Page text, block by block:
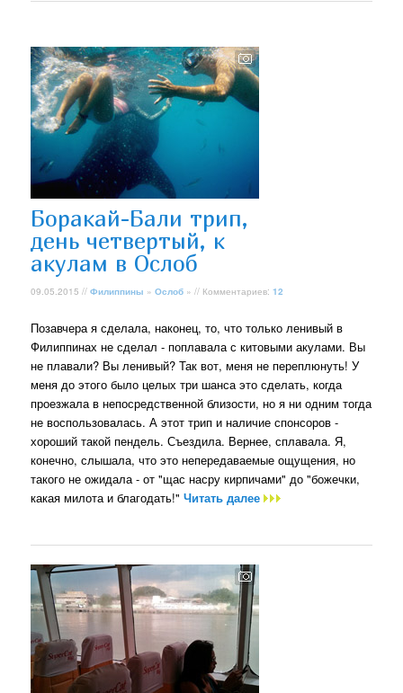
Боракай-Бали трип,
день четвертый, к
акулам в Ослоб
09.05.2015 //Филиппины »Ослоб » // Комментариев:12
Позавчера я сделала, наконец, то, что только ленивый в
Филиппинах не сделал - поплавала с китовыми акулами. Вы
не плавали? Вы ленивый? Так вот, меня не переплюнуть! У
меня до этого было целых три шанса это сделать, когда
проезжала в непосредственной близости, но я ни одним тогда
не воспользовалась. А этот трип и наличие спонсоров -
хороший такой пендель. Съездила. Вернее, сплавала. Я,
конечно, слышала, что это непередаваемые ощущения, но
такого не ожидала - от "щас насру кирпичами" до "божечки,
какая милота и благодать!"Читать далее